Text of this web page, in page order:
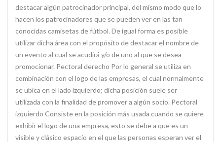
destacar algún patrocinador principal, del mismo modo que lo
hacen los patrocinadores que se pueden ver en las tan
conocidas camisetas de fútbol. De igual forma es posible
utilizar dicha área con el propósito de destacar el nombre de
un evento al cual se acudirá y/o de uno al que se desea
promocionar. Pectoral derecho Por lo general se utiliza en
combinación con el logo de las empresas, el cual normalmente
se ubica en el lado izquierdo; dicha posición suele ser
utilizada con la finalidad de promover a algún socio. Pectoral
izquierdo Consiste en la posición más usada cuando se quiere
exhibir el logo de una empresa, esto se debe a que es un
visible y clásico espacio en el que las personas esperan ver el